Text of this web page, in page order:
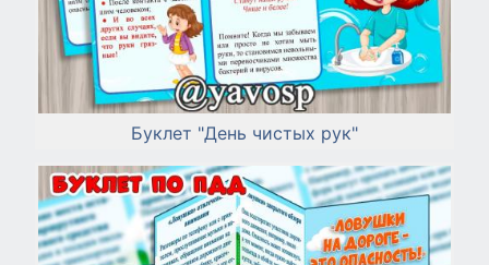
Буклет "День чистых рук"